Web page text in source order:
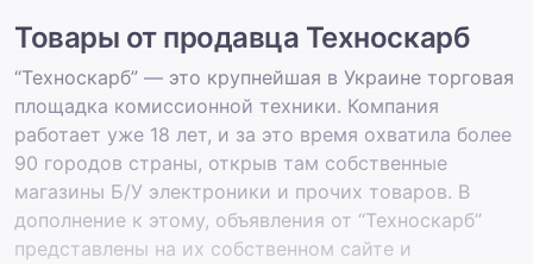
Товары от продавца Техноскарб
“Техноскарб” — это крупнейшая в Украине торговая
площадка комиссионной техники. Компания
работает уже 18 лет, и за это время охватила более
90 городов страны, открыв там собственные
магазины Б/У электроники и прочих товаров. В
дополнение к этому, объявления от “Техноскарб”
представлены на их собственном сайте и